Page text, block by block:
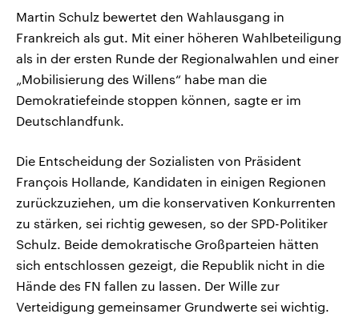
Martin Schulz bewertet den Wahlausgang in
Frankreich als gut. Mit einer höheren Wahlbeteiligung
als in der ersten Runde der Regionalwahlen und einer
„Mobilisierung des Willens“ habe man die
Demokratiefeinde stoppen können, sagte er im
Deutschlandfunk.
Die Entscheidung der Sozialisten von Präsident
François Hollande, Kandidaten in einigen Regionen
zurückzuziehen, um die konservativen Konkurrenten
zu stärken, sei richtig gewesen, so der SPD-Politiker
Schulz. Beide demokratische Großparteien hätten
sich entschlossen gezeigt, die Republik nicht in die
Hände des FN fallen zu lassen. Der Wille zur
Verteidigung gemeinsamer Grundwerte sei wichtig.